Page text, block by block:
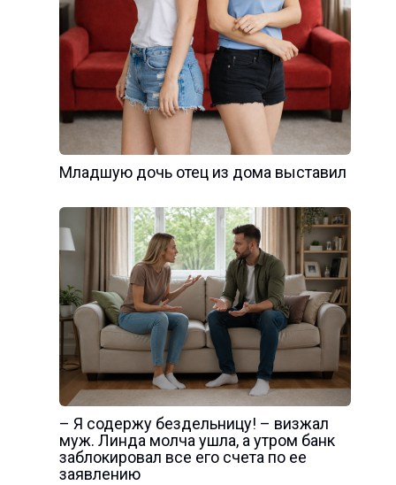
Младшую дочь отец из дома выставил
– Я содержу бездельницу! – визжал
муж. Линда молча ушла, а утром банк
заблокировал все его счета по ее
заявлению